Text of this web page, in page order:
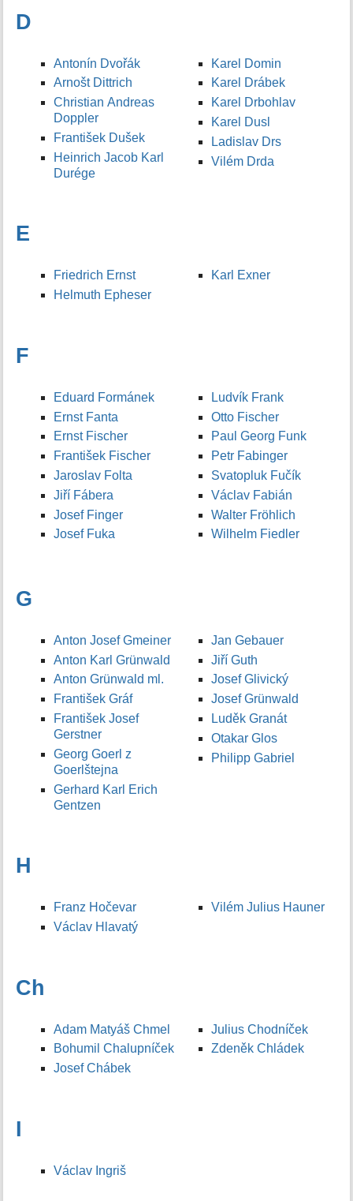
D
Antonín Dvořák
Arnošt Dittrich
Christian Andreas
Doppler
František Dušek
Heinrich Jacob Karl
Durége
Karel Domin
Karel Drábek
Karel Drbohlav
Karel Dusl
Ladislav Drs
Vilém Drda
E
Friedrich Ernst
Helmuth Epheser
Karl Exner
F
Eduard Formánek
Ernst Fanta
Ernst Fischer
František Fischer
Jaroslav Folta
Jiří Fábera
Josef Finger
Josef Fuka
Ludvík Frank
Otto Fischer
Paul Georg Funk
Petr Fabinger
Svatopluk Fučík
Václav Fabián
Walter Fröhlich
Wilhelm Fiedler
G
Anton Josef Gmeiner
Anton Karl Grünwald
Anton Grünwald ml.
František Gráf
František Josef
Gerstner
Georg Goerl z
Goerlštejna
Gerhard Karl Erich
Gentzen
Jan Gebauer
Jiří Guth
Josef Glivický
Josef Grünwald
Luděk Granát
Otakar Glos
Philipp Gabriel
H
Franz Hočevar
Václav Hlavatý
Vilém Julius Hauner
Ch
Adam Matyáš Chmel
Bohumil Chalupníček
Josef Chábek
Julius Chodníček
Zdeněk Chládek
I
Václav Ingriš